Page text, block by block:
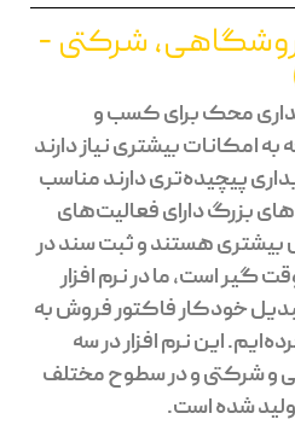
شرکتی -
محک برای کسب و
امکانات بیشتری نیاز دارند
پیچیده‌تری دارند مناسب
بزرگ دارای فعالیت‌های
بیشتری هستند و ثبت سند در
گیر است، ما در نرم افزار
خودکار فاکتور فروش به
این نرم افزار در سه
و شرکتی و در سطوح مختلف
شده است.